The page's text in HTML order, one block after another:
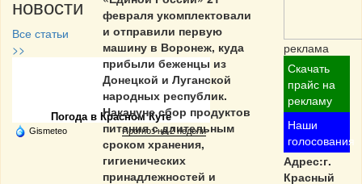
новости
Все статьи
>>
Частная реклама
Погода в Красном Куте
Gismeteo Прогноз на 2 недели
февраля укомплектовали
и отправили первую
машину в Воронеж, куда
прибыли беженцы из
Донецкой и Луганской
народных республик.
Накануне сбор продуктов
питания с длительным
сроком хранения,
гигиенических
принадлежностей и
реклама
Скачать
прайс на
рекламу
Наши
голосования
Адрес:г.
Красный